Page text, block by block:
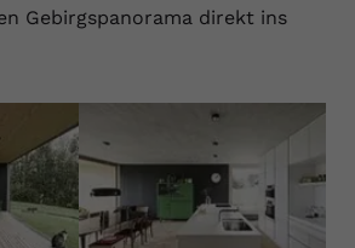
Gebirgspanorama direkt ins